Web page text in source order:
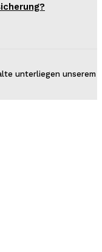
unterliegen unserem